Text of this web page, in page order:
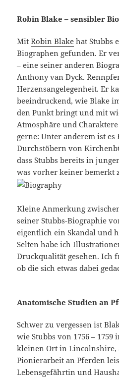
Robin Blake – sensibler
MitRobin Blake hat Stubbs
Biographen gefunden. Er
– eine seiner anderen
Anthony van Dyck.
Herzensangelegenheit. Er
beeindruckend, wie Blake
den Punkt bringt und mit
Atmosphäre und
gerne: Unter anderem ist es
Durchstöbern von
dass Stubbs bereits in
was vorher keiner bemerkt
Kleine Anmerkung
seiner Stubbs-Biographie
eigentlich ein Skandal und
Selten habe ich
Druckqualität gesehen. Ich
ob die sich etwas dabei
Anatomische Studien an
Schwer zu vergessen ist
wie Stubbs von 1756 –
kleinen Ort in Lincolnshire,
Pionierarbeit an Pferden
Lebensgefährtin und